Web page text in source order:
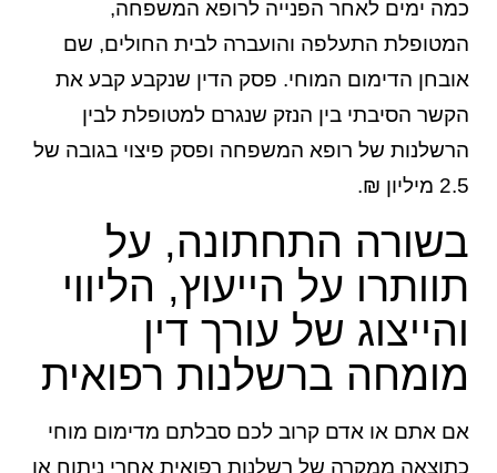
כמה ימים לאחר הפנייה לרופא המשפחה,
המטופלת התעלפה והועברה לבית החולים, שם
אובחן הדימום המוחי. פסק הדין שנקבע קבע את
הקשר הסיבתי בין הנזק שנגרם למטופלת לבין
הרשלנות של רופא המשפחה ופסק פיצוי בגובה של
2.5 מיליון ₪.
בשורה התחתונה, על
תוותרו על הייעוץ, הליווי
והייצוג של עורך דין
מומחה ברשלנות רפואית
אם אתם או אדם קרוב לכם סבלתם מדימום מוחי
כתוצאה ממקרה של רשלנות רפואית אחרי ניתוח או